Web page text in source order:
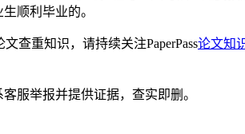
顺利毕业的。
查重知识，请持续关注PaperPass论文知
服举报并提供证据，查实即删。